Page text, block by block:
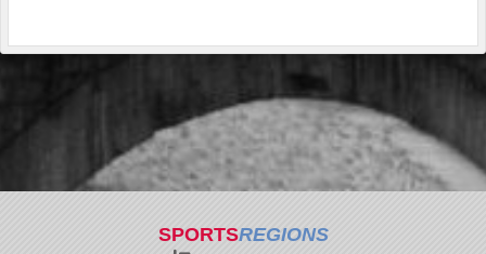
SPORTSREGIONS